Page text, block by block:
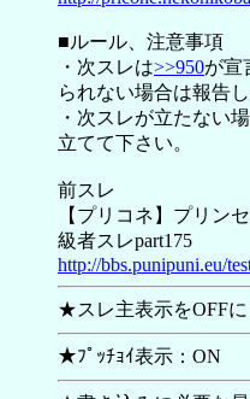
■ルール、注意事項
・次スレは>>950が宣
られない場合は報告し
・次スレが立たない
立てて下さい。
前スレ
【プリコネ】プリン
級者スレpart175
http://bbs.punipuni.eu/
★スレ主表示をOFFに
★ﾌﾟｯﾁｮｲ表示：ON